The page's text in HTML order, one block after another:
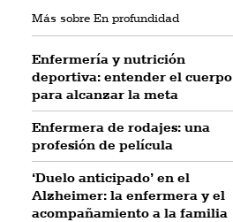
Más sobre En profundidad
Enfermería y nutrición
deportiva: entender el cuerpo
para alcanzar la meta
Enfermera de rodajes: una
profesión de película
‘Duelo anticipado’ en el
Alzheimer: la enfermera y el
acompañamiento a la familia